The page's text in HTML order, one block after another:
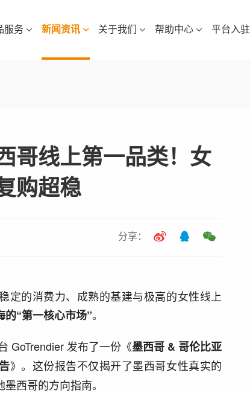
服务 新闻资讯 关于我们 帮助中心 平台入驻
哥线上第一品类！女
购超稳
分享：
定的消费力、成熟的基建与极高的女性线上
的“第一核心市场”。
GoTrendier 发布了一份《墨西哥 & 哥伦比亚
》。这份报告不仅揭开了墨西哥女性真实的
西哥的方向指南。